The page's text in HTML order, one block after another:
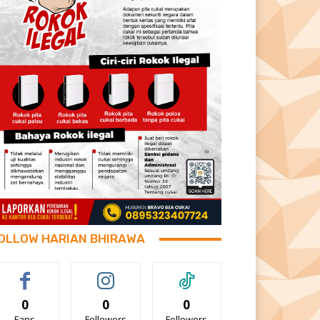
HARIAN BHIRAWA
0 0 0